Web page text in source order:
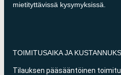
mietityttävissä kysymyksissä.
TOIMITUSAIKA JA
Tilauksen pääsääntöinen